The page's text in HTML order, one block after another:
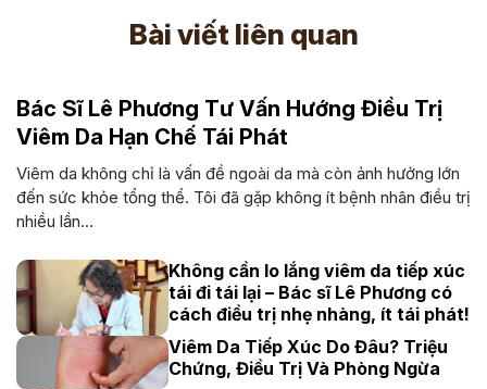
Bài viết liên quan
Bác Sĩ Lê Phương Tư Vấn Hướng Điều Trị
Viêm Da Hạn Chế Tái Phát
Viêm da không chỉ là vấn đề ngoài da mà còn ảnh hưởng lớn
đến sức khỏe tổng thể. Tôi đã gặp không ít bệnh nhân điều trị
nhiều lần...
Không cần lo lắng viêm da tiếp xúc
tái đi tái lại – Bác sĩ Lê Phương có
cách điều trị nhẹ nhàng, ít tái phát!
Viêm Da Tiếp Xúc Do Đâu? Triệu
Chứng, Điều Trị Và Phòng Ngừa